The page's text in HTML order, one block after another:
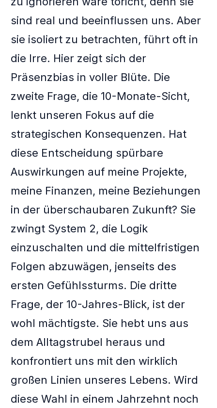
sind real und beeinflussen uns. Aber
sie isoliert zu betrachten, führt oft in
die Irre. Hier zeigt sich der
Präsenzbias in voller Blüte. Die
zweite Frage, die 10-Monate-Sicht,
lenkt unseren Fokus auf die
strategischen Konsequenzen. Hat
diese Entscheidung spürbare
Auswirkungen auf meine Projekte,
meine Finanzen, meine Beziehungen
in der überschaubaren Zukunft? Sie
zwingt System 2, die Logik
einzuschalten und die mittelfristigen
Folgen abzuwägen, jenseits des
ersten Gefühlssturms. Die dritte
Frage, der 10-Jahres-Blick, ist der
wohl mächtigste. Sie hebt uns aus
dem Alltagstrubel heraus und
konfrontiert uns mit den wirklich
großen Linien unseres Lebens. Wird
diese Wahl in einem Jahrzehnt noch